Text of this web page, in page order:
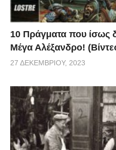
εξορυκτικές
«Αυτό θα μπορούσε να
στον κόσμο. Θα έπρεπε να
Ένα βίντεο που δείχνει
μια σπάνια υποθαλάσσια
10 Πράγματα που ίσως
Μέγα Αλέξανδρο!
27 ΔΕΚΕΜΒΡΊΟΥ, 2023